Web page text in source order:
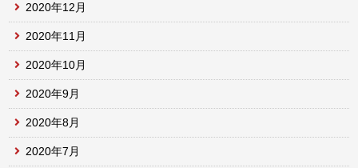
2020年12月
2020年11月
2020年10月
2020年9月
2020年8月
2020年7月